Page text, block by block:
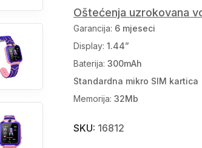
Oštećenja uzrokovana
Garancija: 6 mjeseci
Display: 1.44”
Baterija: 300mAh
Standardna mikro SIM kartica
Memorija: 32Mb
SKU: 16812